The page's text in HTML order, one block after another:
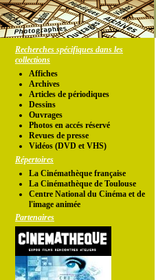
Recherches spécifiques dans les
collections
Affiches
Archives
Articles de périodiques
Dessins
Ouvrages
Photos en accés réservé
Revues de presse
Vidéos (DVD et VHS)
Répertoires
La Cinémathèque française
La Cinémathèque de Toulouse
Centre National du Cinéma et de
l'image animée
Partenaires